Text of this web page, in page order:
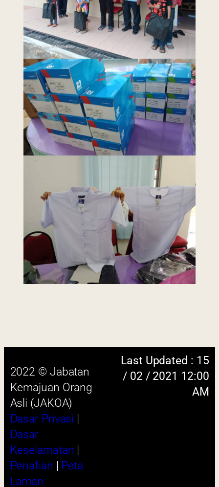
Kemajuan Orang
Asli (JAKOA)
Dasar Privasi
Keselamatan
Peta
Laman
Last Updated : 15
/ 02 / 2021 12:00
AM